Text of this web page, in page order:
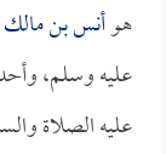
هوأنس بن مالك
عليه وسلم،
عليه الصلاة